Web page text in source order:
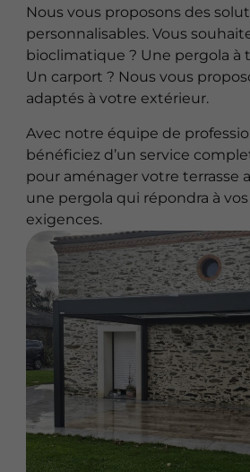
Nous vous proposons des
personnalisables. Vous
bioclimatique ? Une pergola à
Un carport ? Nous vous
adaptés à votre extérieur.
Avec notre équipe de
bénéficiez d’un service
pour aménager votre terrasse
une pergola qui répondra à
exigences.